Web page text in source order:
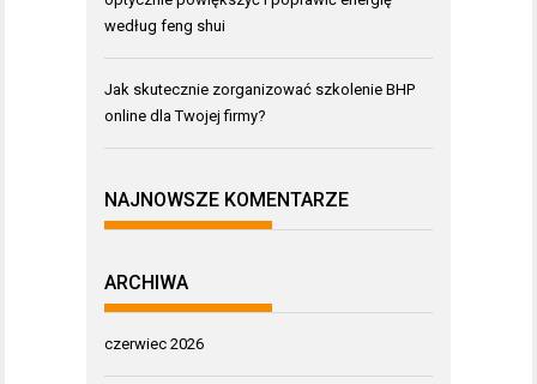
według feng shui
Jak skutecznie zorganizować szkolenie BHP
online dla Twojej firmy?
NAJNOWSZE KOMENTARZE
ARCHIWA
czerwiec 2026